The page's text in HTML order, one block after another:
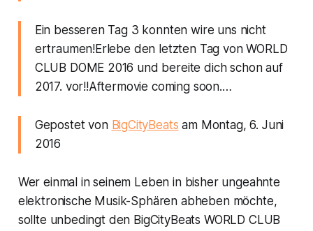
Ein besseren Tag 3 konnten wire uns nicht
ertraumen!Erlebe den letzten Tag von WORLD
CLUB DOME 2016 und bereite dich schon auf
2017. vor!!Aftermovie coming soon.…
Gepostet von BigCityBeats am Montag, 6. Juni
2016
Wer einmal in seinem Leben in bisher ungeahnte
elektronische Musik-Sphären abheben möchte,
sollte unbedingt den BigCityBeats WORLD CLUB